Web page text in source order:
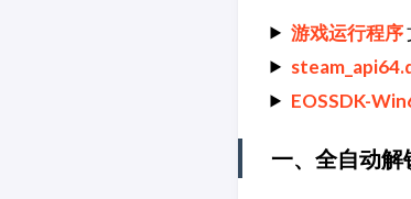
游戏运行程序
EOSSDK-
一、全自动解